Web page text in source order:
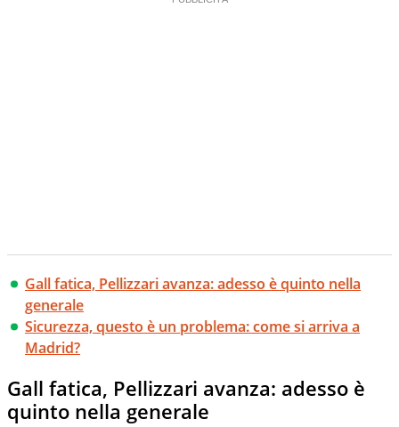
Gall fatica, Pellizzari avanza: adesso è quinto nella
generale
Sicurezza, questo è un problema: come si arriva a
Madrid?
Gall fatica, Pellizzari avanza: adesso è
quinto nella generale